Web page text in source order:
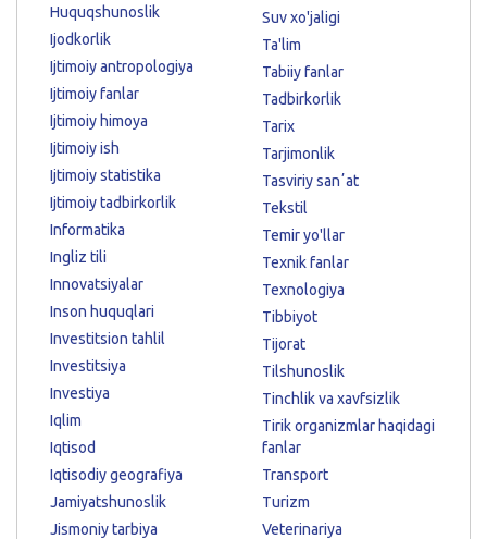
Huquqshunoslik
Ijodkorlik
Ijtimoiy antropologiya
Ijtimoiy fanlar
Ijtimoiy himoya
Ijtimoiy ish
Ijtimoiy statistika
Ijtimoiy tadbirkorlik
Informatika
Ingliz tili
Innovatsiyalar
Inson huquqlari
Investitsion tahlil
Investitsiya
Investiya
Iqlim
Iqtisod
Iqtisodiy geografiya
Jamiyatshunoslik
Jismoniy tarbiya
Suv xo'jaligi
Ta'lim
Tabiiy fanlar
Tadbirkorlik
Tarix
Tarjimonlik
Tasviriy sanʼat
Tekstil
Temir yo'llar
Texnik fanlar
Texnologiya
Tibbiyot
Tijorat
Tilshunoslik
Tinchlik va xavfsizlik
Tirik organizmlar haqidagi
fanlar
Transport
Turizm
Veterinariya